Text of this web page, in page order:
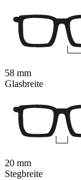
58 mm
Glasbreite
20 mm
Stegbreite